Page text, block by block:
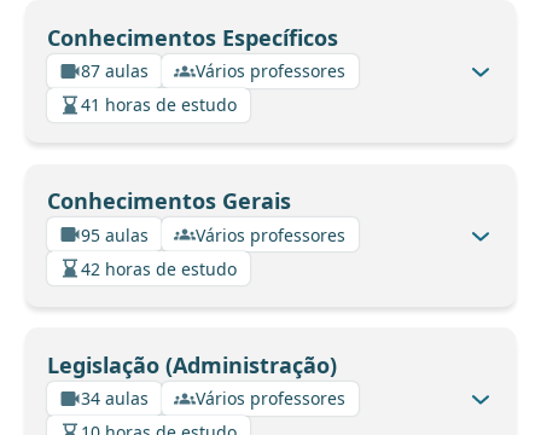
Conhecimentos Específicos
87 aulas
Vários professores
41 horas de estudo
Conhecimentos Gerais
95 aulas
Vários professores
42 horas de estudo
Legislação (Administração)
34 aulas
Vários professores